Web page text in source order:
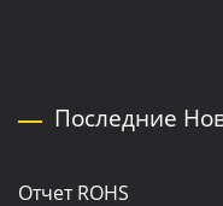
Последние
Отчет ROHS